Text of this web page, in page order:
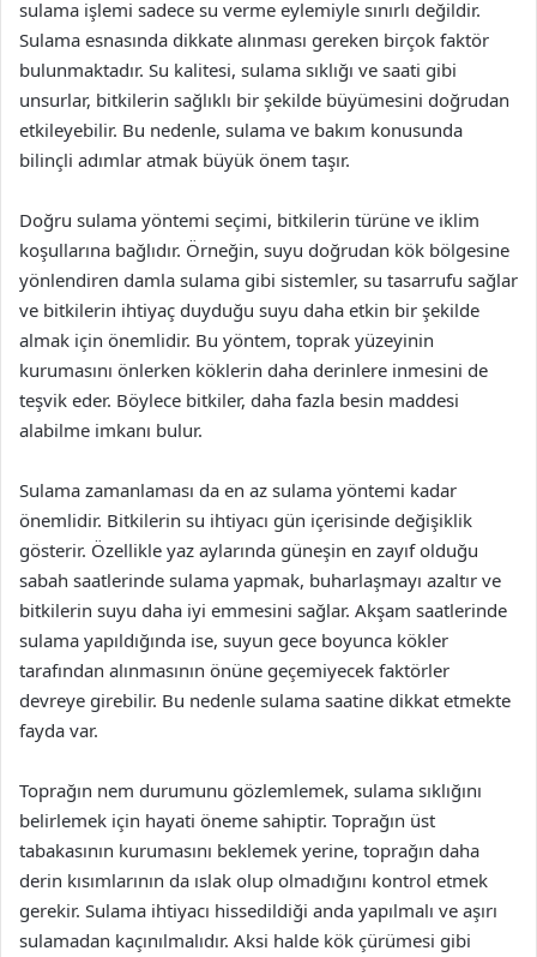
sulama işlemi sadece su verme eylemiyle sınırlı değildir.
Sulama esnasında dikkate alınması gereken birçok faktör
bulunmaktadır. Su kalitesi, sulama sıklığı ve saati gibi
unsurlar, bitkilerin sağlıklı bir şekilde büyümesini doğrudan
etkileyebilir. Bu nedenle, sulama ve bakım konusunda
bilinçli adımlar atmak büyük önem taşır.
Doğru sulama yöntemi seçimi, bitkilerin türüne ve iklim
koşullarına bağlıdır. Örneğin, suyu doğrudan kök bölgesine
yönlendiren damla sulama gibi sistemler, su tasarrufu sağlar
ve bitkilerin ihtiyaç duyduğu suyu daha etkin bir şekilde
almak için önemlidir. Bu yöntem, toprak yüzeyinin
kurumasını önlerken köklerin daha derinlere inmesini de
teşvik eder. Böylece bitkiler, daha fazla besin maddesi
alabilme imkanı bulur.
Sulama zamanlaması da en az sulama yöntemi kadar
önemlidir. Bitkilerin su ihtiyacı gün içerisinde değişiklik
gösterir. Özellikle yaz aylarında güneşin en zayıf olduğu
sabah saatlerinde sulama yapmak, buharlaşmayı azaltır ve
bitkilerin suyu daha iyi emmesini sağlar. Akşam saatlerinde
sulama yapıldığında ise, suyun gece boyunca kökler
tarafından alınmasının önüne geçemiyecek faktörler
devreye girebilir. Bu nedenle sulama saatine dikkat etmekte
fayda var.
Toprağın nem durumunu gözlemlemek, sulama sıklığını
belirlemek için hayati öneme sahiptir. Toprağın üst
tabakasının kurumasını beklemek yerine, toprağın daha
derin kısımlarının da ıslak olup olmadığını kontrol etmek
gerekir. Sulama ihtiyacı hissedildiği anda yapılmalı ve aşırı
sulamadan kaçınılmalıdır. Aksi halde kök çürümesi gibi